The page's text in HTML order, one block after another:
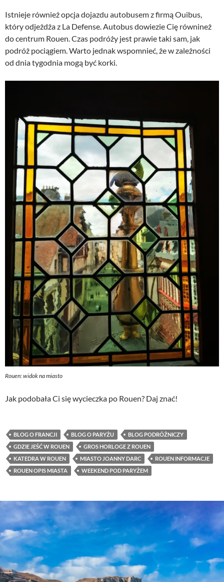
Istnieje również opcja dojazdu autobusem z firmą Ouibus,
który odjeżdża z La Defense. Autobus dowiezie Cię równineż
do centrum Rouen. Czas podróży jest prawie taki sam, jak
podróż pociągiem. Warto jednak wspomnieć, że w zależności
od dnia tygodnia mogą być korki.
Rouen: widok na miasto
Jak podobała Ci się wycieczka po Rouen? Daj znać!
BLOG O FRANCJI BLOG O PARYŻU
BLOG PODRÓŻNICZY
GDZIE JEŚĆ W ROUEN
GROS HORLOGE Z ROUEN
KATEDRA W ROUEN
MIASTO JOANNY DARC
ROUEN INFORMACJE
ROUEN OPIS MIASTA
WEEKEND POD PARYŻEM